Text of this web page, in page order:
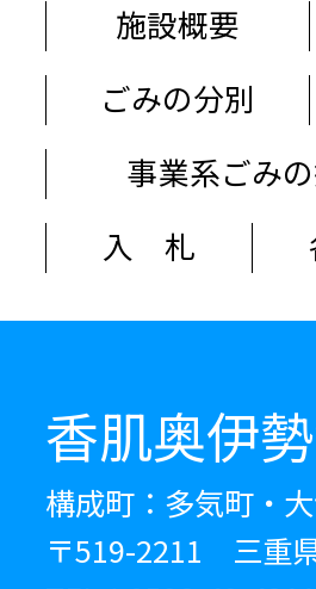
施設概要
ごみの分別
事業系ごみ
入 札
香肌奥伊
構成町：多気町・
〒519-2211 三重